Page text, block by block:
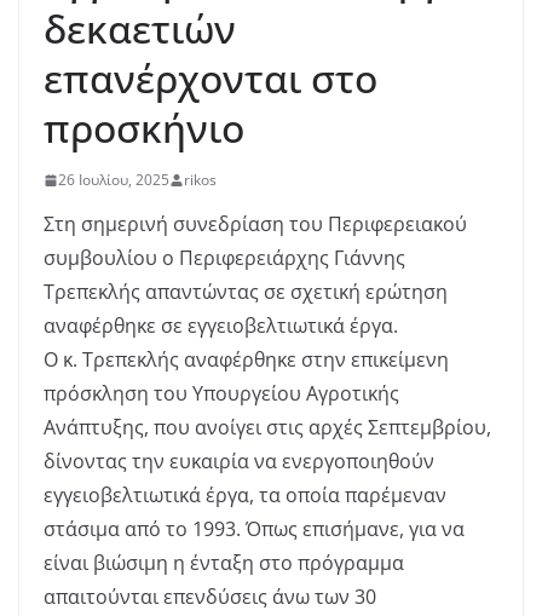
δεκαετιών
επανέρχονται στο
προσκήνιο
26 Ιουλίου, 2025 rikos
Στη σημερινή συνεδρίαση του Περιφερειακού
συμβουλίου ο Περιφερειάρχης Γιάννης
Τρεπεκλής απαντώντας σε σχετική ερώτηση
αναφέρθηκε σε εγγειοβελτιωτικά έργα.
Ο κ. Τρεπεκλής αναφέρθηκε στην επικείμενη
πρόσκληση του Υπουργείου Αγροτικής
Ανάπτυξης, που ανοίγει στις αρχές Σεπτεμβρίου,
δίνοντας την ευκαιρία να ενεργοποιηθούν
εγγειοβελτιωτικά έργα, τα οποία παρέμεναν
στάσιμα από το 1993. Όπως επισήμανε, για να
είναι βιώσιμη η ένταξη στο πρόγραμμα
απαιτούνται επενδύσεις άνω των 30